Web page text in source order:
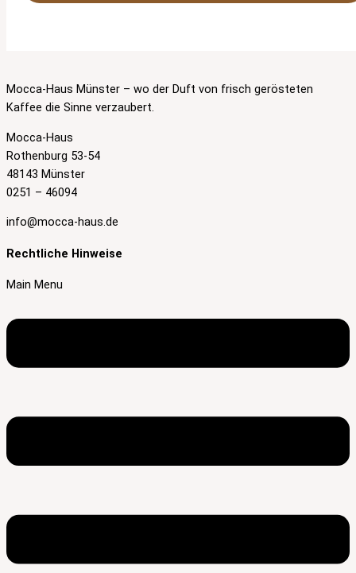
Mocca-Haus Münster – wo der Duft von frisch gerösteten
Kaffee die Sinne verzaubert.
Mocca-Haus
Rothenburg 53-54
48143 Münster
0251 – 46094
info@mocca-haus.de
Rechtliche Hinweise
Main Menu